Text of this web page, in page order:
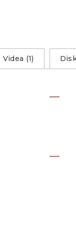
Videa (1)